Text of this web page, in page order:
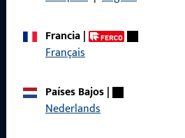
Francia|
Français
Países Bajos|
Nederlands
Acceso rápido